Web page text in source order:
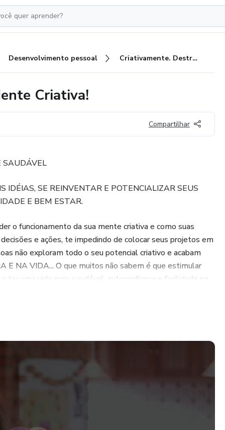
Desenvolvimento pessoal Criativamente. Destrave Sua Mente Criativa!
Criativa!
Compartilhar
SAUDÁVEL
IDÉIAS, SE REINVENTAR E POTENCIALIZAR SEUS
E BEM ESTAR.
o funcionamento da sua mente criativa e como suas
e ações, te impedindo de colocar seus projetos em
não exploram todo o seu potencial criativo e acabam
E NA VIDA... O que muitos não sabem é que estimular
ter uma vida mais saudável, autoconfiança e facilidade na
sente desestabilizado ou gerencia de forma leve e criativa?
OUSE. CRIE. REINVENTE-SE!!!
criativamente